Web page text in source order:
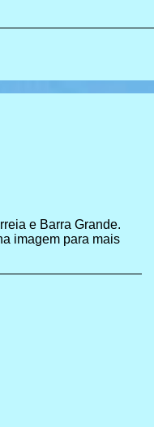
e Barra Grande.
imagem para mais